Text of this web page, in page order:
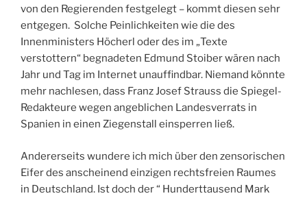
von den Regierenden festgelegt – kommt diesen sehr
entgegen. Solche Peinlichkeiten wie die des
Innenministers Höcherl oder des im „Texte
verstottern“ begnadeten Edmund Stoiber wären nach
Jahr und Tag im Internet unauffindbar. Niemand könnte
mehr nachlesen, dass Franz Josef Strauss die Spiegel-
Redakteure wegen angeblichen Landesverrats in
Spanien in einen Ziegenstall einsperren ließ.
Andererseits wundere ich mich über den zensorischen
Eifer des anscheinend einzigen rechtsfreien Raumes
in Deutschland. Ist doch der “ Hunderttausend Mark